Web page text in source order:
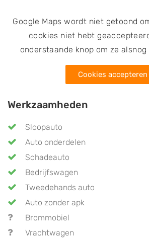
Google Maps wordt niet getoond
cookies niet hebt
onderstaande knop om ze
Cookies accepteren
Werkzaamheden
Sloopauto
Auto onderdelen
Schadeauto
Bedrijfswagen
Tweedehands auto
Auto zonder apk
Brommobiel
Vrachtwagen